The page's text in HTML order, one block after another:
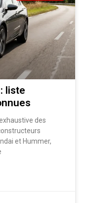
liste
des
et Hummer,